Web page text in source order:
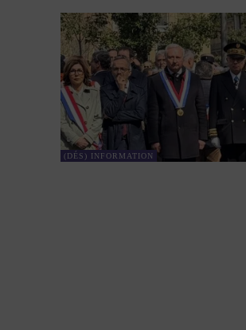
(DÉS) INFORMATION